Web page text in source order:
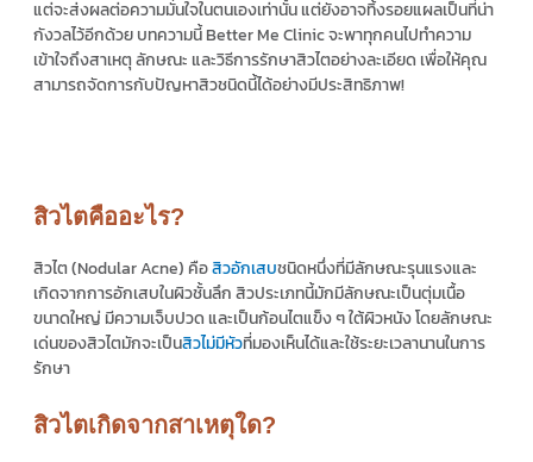
แต่จะส่งผลต่อความมั่นใจในตนเองเท่านั้น แต่ยังอาจทิ้งรอยแผลเป็นที่น่า
กังวลไว้อีกด้วย บทความนี้ Better Me Clinic จะพาทุกคนไปทำความ
เข้าใจถึงสาเหตุ ลักษณะ และวิธีการรักษาสิวไตอย่างละเอียด เพื่อให้คุณ
สามารถจัดการกับปัญหาสิวชนิดนี้ได้อย่างมีประสิทธิภาพ!
สิวไตคืออะไร?
สิวไต (Nodular Acne) คือสิวอักเสบชนิดหนึ่งที่มีลักษณะรุนแรงและ
เกิดจากการอักเสบในผิวชั้นลึก สิวประเภทนี้มักมีลักษณะเป็นตุ่มเนื้อ
ขนาดใหญ่ มีความเจ็บปวด และเป็นก้อนไตแข็ง ๆ ใต้ผิวหนัง โดยลักษณะ
เด่นของสิวไตมักจะเป็นสิวไม่มีหัวที่มองเห็นได้และใช้ระยะเวลานานในการ
รักษา
สิวไตเกิดจากสาเหตุใด?